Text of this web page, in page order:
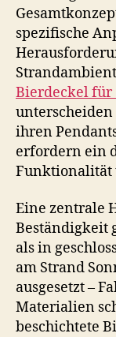
spezifische
Bierdeckel für
ihren
erfordern ein
Funktionalität
Eine zentrale
Beständigkeit
als in
am Strand
ausgesetzt –
Materialien
beschichtete